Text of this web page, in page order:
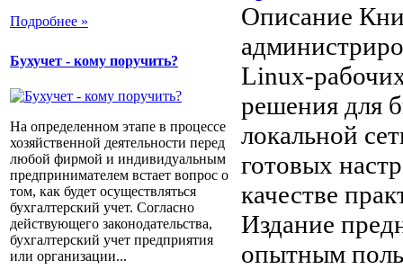
Подробнее »
Бухучет - кому поручить?
На определенном этапе в процессе
хозяйственной деятельности перед
любой фирмой и индивидуальным
предпринимателем встает вопрос о
том, как будет осуществляться
бухгалтерский учет. Согласно
действующего законодательства,
бухгалтерский учет предприятия
или организации...
Описание
Linux-
решения для
локальной
готовых
качестве
Издание
опытным